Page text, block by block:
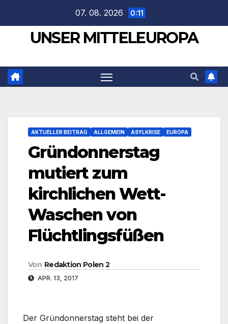
springen
07. 08. 2026 0:11
UNSER MITTELEUROPA
AKTUELLER BEITRAG ALLGEMEIN ASYLKRISE EUROPA
Gründonnerstag
mutiert zum
kirchlichen Wett-
Waschen von
Flüchtlingsfüßen
Von Redaktion Polen 2
APR. 13, 2017
Der Gründonnerstag steht bei der